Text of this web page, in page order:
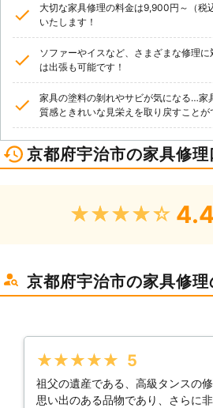
大切な家具修理の料金は9,900円～（税
いたします！
ソファーやイスなど、さまざまな修理
は出張も可能です！
家具の塗料の剝れやサビが気になる…家
質感ときれいな見栄えを取り戻すことが
京都府宇治市の家具修
★★★★★ 4.4
京都府宇治市の家具修理
★★★★★ 5
祖父の遺産である、高級タンスの
思い出のある品物であり、さらに